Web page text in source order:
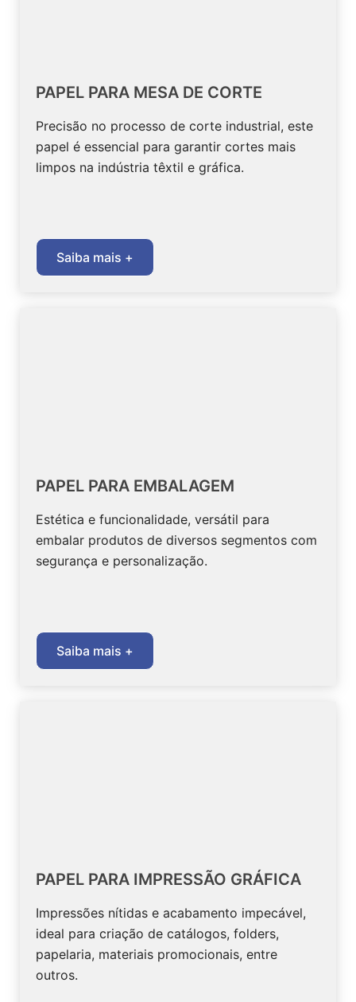
PAPEL PARA MESA DE CORTE
Precisão no processo de corte industrial, este
papel é essencial para garantir cortes mais
limpos na indústria têxtil e gráfica.
Saiba mais +
PAPEL PARA EMBALAGEM
Estética e funcionalidade, versátil para
embalar produtos de diversos segmentos com
segurança e personalização.
Saiba mais +
PAPEL PARA IMPRESSÃO GRÁFICA
Impressões nítidas e acabamento impecável,
ideal para criação de catálogos, folders,
papelaria, materiais promocionais, entre
outros.